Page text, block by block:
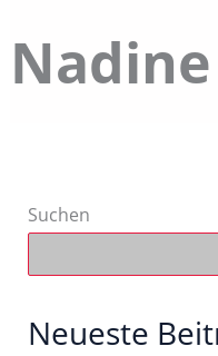
Suchen
Neueste